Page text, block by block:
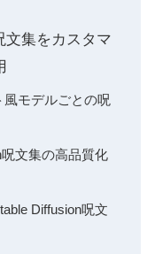
文集をカスタマ
モデルごとの呪
文集の高品質化
Diffusion呪文